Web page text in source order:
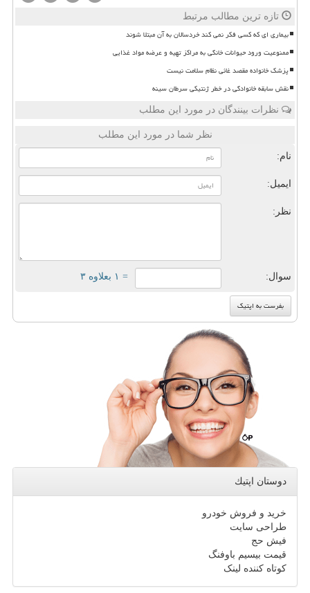
تازه ترین مطالب مرتبط
بیماری ای که کسی فکر نمی کند خردسالان به آن مبتلا شوند
ممنوعیت ورود حیوانات خانگی به مراکز تهیه و عرضه مواد غذایی
پزشک خانواده مقصد غائی نظام سلامت نیست
نقش سابقه خانوادگی در خطر ژنتیکی سرطان سینه
نظرات بینندگان در مورد این مطلب
نظر شما در مورد این مطلب
نام:
ایمیل:
نظر:
سوال: = ۱ بعلاوه ۳
دوستان اپتیك
خرید و فروش خودرو
طراحی سایت
فیش حج
قیمت بیسیم باوفنگ
کوتاه کننده لینک